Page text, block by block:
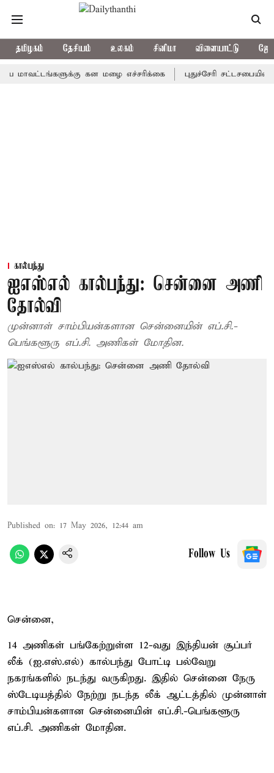
தமிழகம் தேசியம் உலகம் சினிமா விளையாட்டு
கன மழை எச்சரிக்கை புதுச்சேரி சட்டசபையில்
கால்பந்து
ஐஎஸ்எல் கால்பந்து: சென்னை அணி
தோல்வி
முன்னாள் சாம்பியன்களான சென்னையின் எப்.சி.-
பெங்களூரு எப்.சி. அணிகள் மோதின.
Published on: 17 May 2026, 12:44 am
Follow Us
சென்னை,
14 அணிகள் பங்கேற்றுள்ள 12-வது இந்தியன் சூப்பர்
லீக் (ஐ.எஸ்.எல்) கால்பந்து போட்டி பல்வேறு
நகரங்களில் நடந்து வருகிறது. இதில் சென்னை நேரு
ஸ்டேடியத்தில் நேற்று நடந்த லீக் ஆட்டத்தில் முன்னாள்
சாம்பியன்களான சென்னையின் எப்.சி.-பெங்களூரு
எப்.சி. அணிகள் மோதின.